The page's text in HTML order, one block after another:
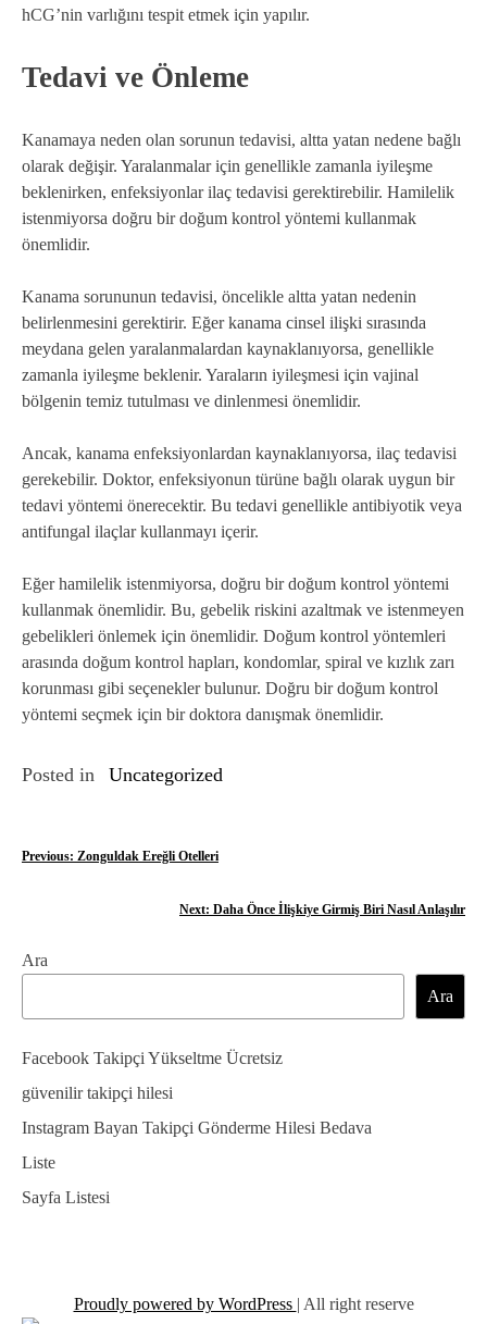
hCG’nin varlığını tespit etmek için yapılır.
Tedavi ve Önleme
Kanamaya neden olan sorunun tedavisi, altta yatan nedene bağlı
olarak değişir. Yaralanmalar için genellikle zamanla iyileşme
beklenirken, enfeksiyonlar ilaç tedavisi gerektirebilir. Hamilelik
istenmiyorsa doğru bir doğum kontrol yöntemi kullanmak
önemlidir.
Kanama sorununun tedavisi, öncelikle altta yatan nedenin
belirlenmesini gerektirir. Eğer kanama cinsel ilişki sırasında
meydana gelen yaralanmalardan kaynaklanıyorsa, genellikle
zamanla iyileşme beklenir. Yaraların iyileşmesi için vajinal
bölgenin temiz tutulması ve dinlenmesi önemlidir.
Ancak, kanama enfeksiyonlardan kaynaklanıyorsa, ilaç tedavisi
gerekebilir. Doktor, enfeksiyonun türüne bağlı olarak uygun bir
tedavi yöntemi önerecektir. Bu tedavi genellikle antibiyotik veya
antifungal ilaçlar kullanmayı içerir.
Eğer hamilelik istenmiyorsa, doğru bir doğum kontrol yöntemi
kullanmak önemlidir. Bu, gebelik riskini azaltmak ve istenmeyen
gebelikleri önlemek için önemlidir. Doğum kontrol yöntemleri
arasında doğum kontrol hapları, kondomlar, spiral ve kızlık zarı
korunması gibi seçenekler bulunur. Doğru bir doğum kontrol
yöntemi seçmek için bir doktora danışmak önemlidir.
Posted in Uncategorized
Y
ı
g
e
z
i
n
m
Previous: Zonguldak Ereğli Otelleri
Next: Daha Önce İlişkiye Girmiş Biri Nasıl Anlaşılır
Ara
Ara
Facebook Takipçi Yükseltme Ücretsiz
güvenilir takipçi hilesi
Instagram Bayan Takipçi Gönderme Hilesi Bedava
Liste
Sayfa Listesi
Proudly powered by WordPress | All right reserve